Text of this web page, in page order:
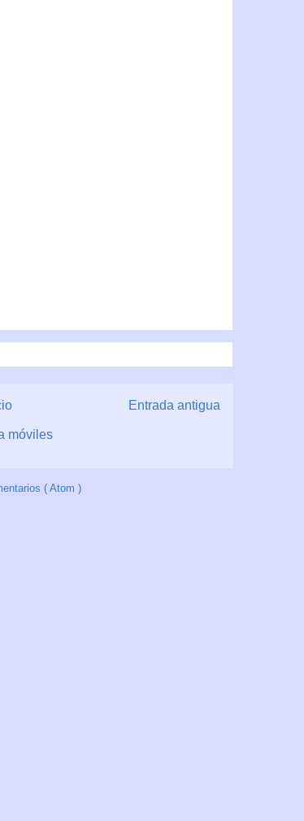
Entrada antigua
móviles
( Atom )